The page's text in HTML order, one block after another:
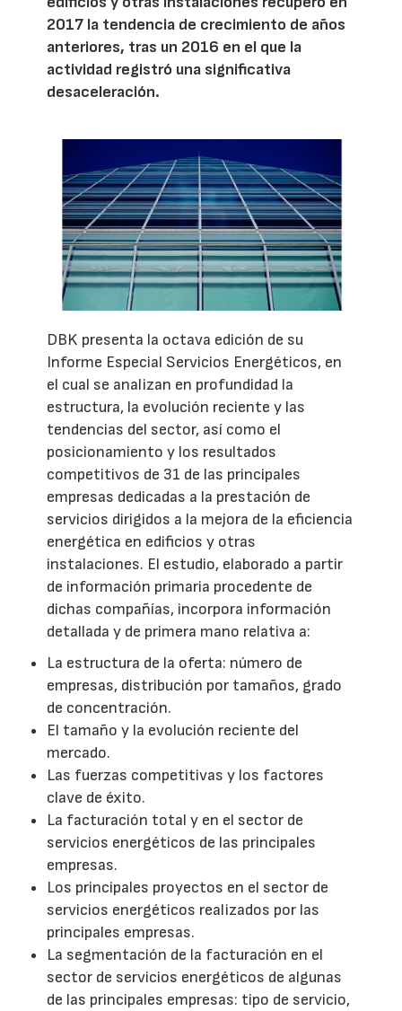
2017 la tendencia de crecimiento de años
anteriores, tras un 2016 en el que la
actividad registró una significativa
desaceleración.
DBK presenta la octava edición de su
Informe Especial Servicios Energéticos, en
el cual se analizan en profundidad la
estructura, la evolución reciente y las
tendencias del sector, así como el
posicionamiento y los resultados
competitivos de 31 de las principales
empresas dedicadas a la prestación de
servicios dirigidos a la mejora de la eficiencia
energética en edificios y otras
instalaciones. El estudio, elaborado a partir
de información primaria procedente de
dichas compañías, incorpora información
detallada y de primera mano relativa a:
La estructura de la oferta: número de
empresas, distribución por tamaños, grado
de concentración.
El tamaño y la evolución reciente del
mercado.
Las fuerzas competitivas y los factores
clave de éxito.
La facturación total y en el sector de
servicios energéticos de las principales
empresas.
Los principales proyectos en el sector de
servicios energéticos realizados por las
principales empresas.
La segmentación de la facturación en el
sector de servicios energéticos de algunas
de las principales empresas: tipo de servicio,